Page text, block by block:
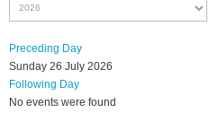
Preceding Day
Sunday 26 July 2026
Following Day
No events were found